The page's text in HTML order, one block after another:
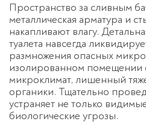
Пространство за сливным
металлическая арматура и
накапливают влагу.
туалета навсегда
размножения опасных
изолированном помещении
микроклимат, лишенный
органики. Тщательно
устраняет не только
биологические угрозы.